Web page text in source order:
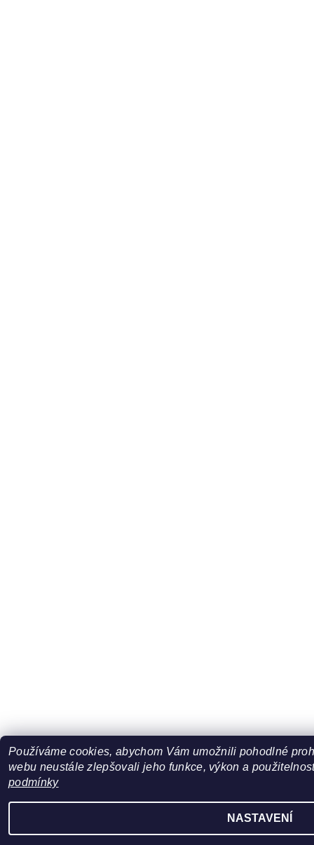
Používáme cookies, abychom Vám umožnili pohodlné
webu neustále zlepšovali jeho funkce, výkon a
podmínky
NASTAVENÍ